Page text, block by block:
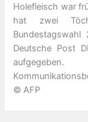
Holefleisch war
hat zwei
Deutsche Post
© AFP